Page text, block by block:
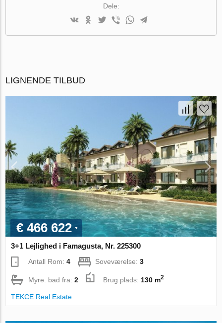
Dele:
LIGNENDE TILBUD
€ 466 622
3+1 Lejlighed i Famagusta, Nr. 225300
Antall Rom:4 Soveværelse:3
Myre. bad fra:2 Brug plads: 130 m2
TEKCE Real Estate